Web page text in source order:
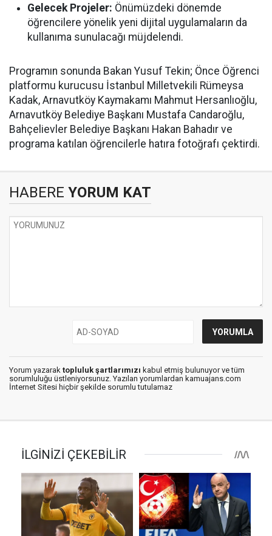
Gelecek Projeler: Önümüzdeki dönemde
öğrencilere yönelik yeni dijital uygulamaların da
kullanıma sunulacağı müjdelendi.
Programın sonunda Bakan Yusuf Tekin; Önce Öğrenci
platformu kurucusu İstanbul Milletvekili Rümeysa
Kadak, Arnavutköy Kaymakamı Mahmut Hersanlıoğlu,
Arnavutköy Belediye Başkanı Mustafa Candaroğlu,
Bahçelievler Belediye Başkanı Hakan Bahadır ve
programa katılan öğrencilerle hatıra fotoğrafı çektirdi.
HABERE YORUM KAT
Yorum yazarak topluluk şartlarımızı kabul etmiş bulunuyor ve tüm
sorumluluğu üstleniyorsunuz. Yazılan yorumlardan kamuajans.com
İnternet Sitesi hiçbir şekilde sorumlu tutulamaz